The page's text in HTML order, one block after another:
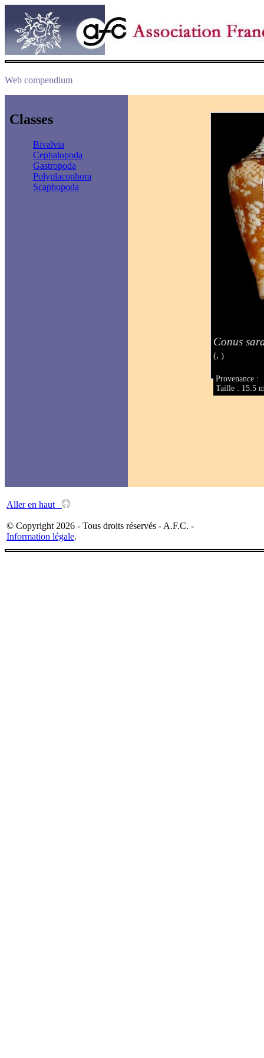
Web compendium
Classes
Bivalvia
Cephalopoda
Gastropoda
Polyplacophora
Scaphopoda
Conus
(, )
Provenance :
Taille : 15.5
Aller en haut
© Copyright 2026 - Tous droits réservés - A.F.C. -
Information légale.